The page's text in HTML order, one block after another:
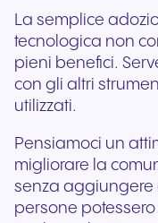
La semplice
tecnologica non
pieni benefici.
con gli altri
utilizzati.
Pensiamoci un
migliorare la
senza aggiungere
persone